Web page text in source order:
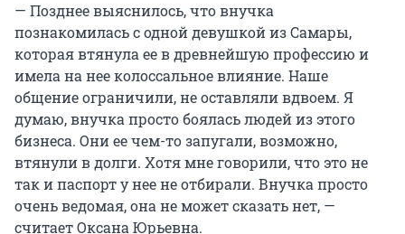
— Позднее выяснилось, что внучка
познакомилась с одной девушкой из Самары,
которая втянула ее в древнейшую профессию и
имела на нее колоссальное влияние. Наше
общение ограничили, не оставляли вдвоем. Я
думаю, внучка просто боялась людей из этого
бизнеса. Они ее чем-то запугали, возможно,
втянули в долги. Хотя мне говорили, что это не
так и паспорт у нее не отбирали. Внучка просто
очень ведомая, она не может сказать нет, —
считает Оксана Юрьевна.